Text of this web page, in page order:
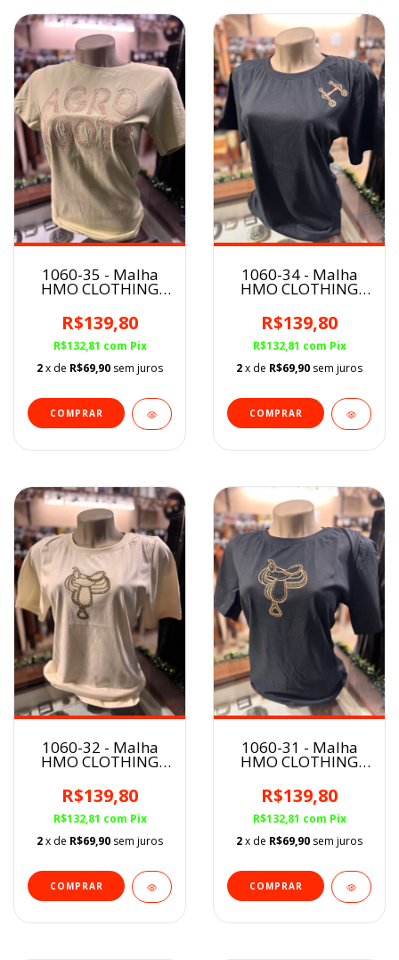
1060-35 - Malha
HMO CLOTHING
R$139,80
R$132,81 com Pix
2x de R$69,90 sem juros
COMPRAR
1060-34 - Malha
HMO CLOTHING
R$139,80
R$132,81 com Pix
2x de R$69,90 sem juros
COMPRAR
1060-32 - Malha
HMO CLOTHING
R$139,80
R$132,81 com Pix
2x de R$69,90 sem juros
COMPRAR
1060-31 - Malha
HMO CLOTHING
R$139,80
R$132,81 com Pix
2x de R$69,90 sem juros
COMPRAR